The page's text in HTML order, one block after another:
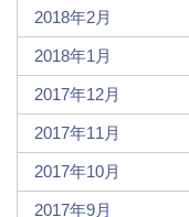
2018年2月
2018年1月
2017年12月
2017年11月
2017年10月
2017年9月